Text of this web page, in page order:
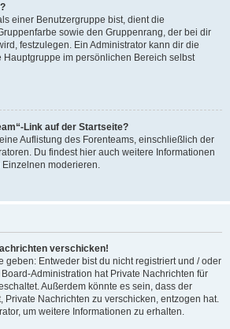
einer Benutzergruppe bist, dient die
sowie den Gruppenrang, der bei dir
festzulegen. Ein Administrator kann dir die
Hauptgruppe im persönlichen Bereich selbst
Link auf der Startseite?
Auflistung des Forenteams, einschließlich der
Du findest hier auch weitere Informationen
moderieren.
verschicken!
geben: Entweder bist du nicht registriert und / oder
Administration hat Private Nachrichten für
Außerdem könnte es sein, dass der
Private Nachrichten zu verschicken, entzogen hat.
um weitere Informationen zu erhalten.